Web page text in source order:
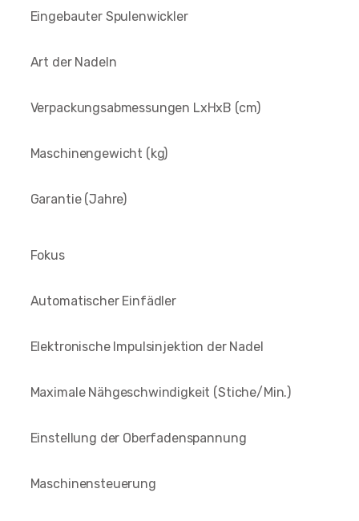
Eingebauter Spulenwickler
Art der Nadeln
Verpackungsabmessungen LxHxB (cm)
Maschinengewicht (kg)
Garantie (Jahre)
Fokus
Automatischer Einfädler
Elektronische Impulsinjektion der Nadel
Maximale Nähgeschwindigkeit (Stiche/Min.)
Einstellung der Oberfadenspannung
Maschinensteuerung